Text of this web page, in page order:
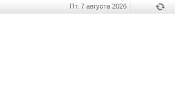
Пт. 7 августа 2026